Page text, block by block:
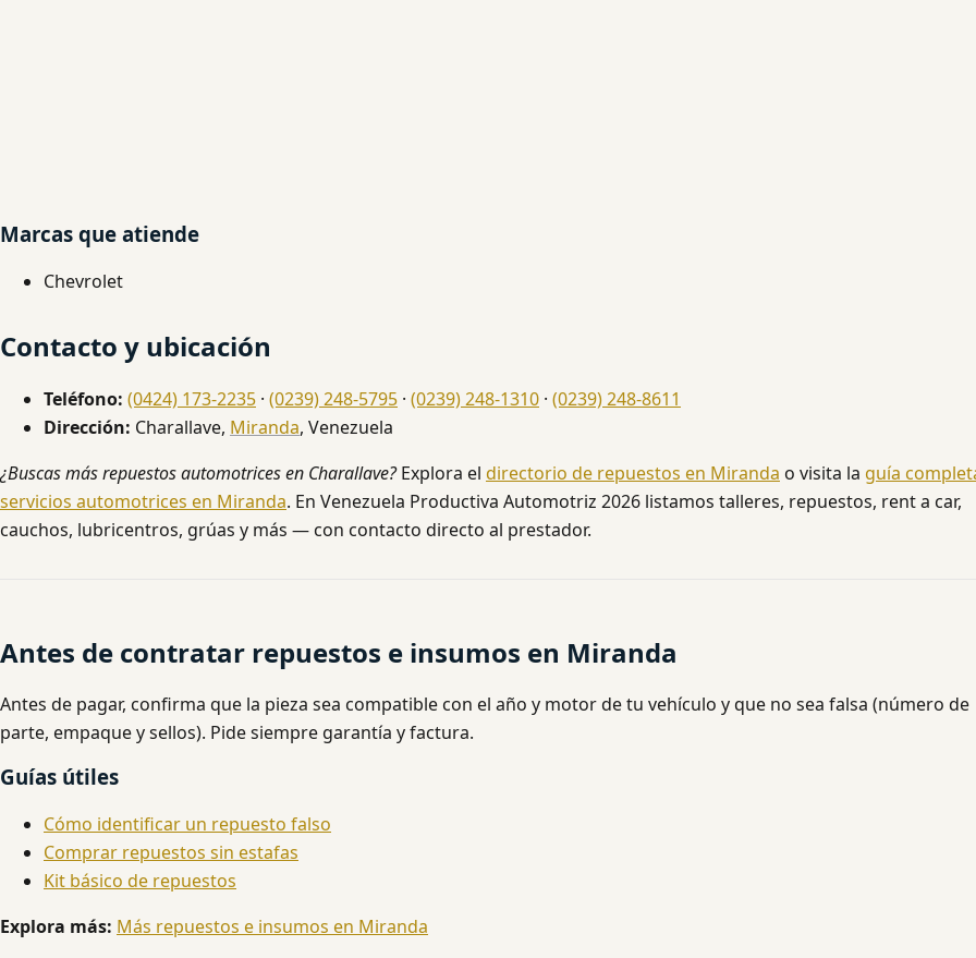
Marcas que atiende
Chevrolet
Contacto y ubicación
Teléfono: (0424) 173-2235 · (0239) 248-5795 · (0239) 248-1310 · (0239) 248-8611
Dirección: Charallave, Miranda, Venezuela
¿Buscas más repuestos automotrices en Charallave?Explora el directorio de repuestos en Miranda o visita la guía
servicios automotrices en Miranda. En Venezuela Productiva Automotriz 2026 listamos talleres, repuestos, rent a car,
cauchos, lubricentros, grúas y más — con contacto directo al prestador.
Antes de contratar repuestos e insumos en Miranda
Antes de pagar, confirma que la pieza sea compatible con el año y motor de tu vehículo y que no sea falsa (número de
parte, empaque y sellos). Pide siempre garantía y factura.
Guías útiles
Cómo identificar un repuesto falso
Comprar repuestos sin estafas
Kit básico de repuestos
Explora más: Más repuestos e insumos en Miranda